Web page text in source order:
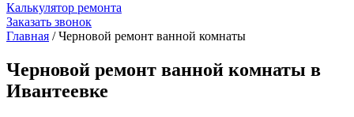
Калькулятор ремонта
Заказать звонок
Главная / Черновой ремонт ванной комнаты
Черновой ремонт ванной комнаты в
Ивантеевке